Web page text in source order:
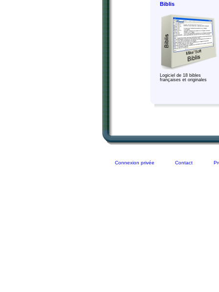
Biblis
Logiciel de 18 bibles
françaises et originales
Connexion privée Contact